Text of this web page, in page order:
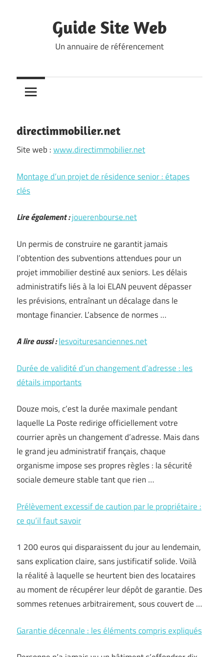
Guide Site Web
Un annuaire de référencement
directimmobilier.net
Site web :www.directimmobilier.net
Montage d’un projet de résidence senior : étapes
clés
Lire également :jouerenbourse.net
Un permis de construire ne garantit jamais
l’obtention des subventions attendues pour un
projet immobilier destiné aux seniors. Les délais
administratifs liés à la loi ELAN peuvent dépasser
les prévisions, entraînant un décalage dans le
montage financier. L’absence de normes …
A lire aussi :lesvoituresanciennes.net
Durée de validité d’un changement d’adresse : les
détails importants
Douze mois, c’est la durée maximale pendant
laquelle La Poste redirige officiellement votre
courrier après un changement d’adresse. Mais dans
le grand jeu administratif français, chaque
organisme impose ses propres règles : la sécurité
sociale demeure stable tant que rien …
Prélèvement excessif de caution par le propriétaire :
ce qu’il faut savoir
1 200 euros qui disparaissent du jour au lendemain,
sans explication claire, sans justificatif solide. Voilà
la réalité à laquelle se heurtent bien des locataires
au moment de récupérer leur dépôt de garantie. Des
sommes retenues arbitrairement, sous couvert de …
Garantie décennale : les éléments compris expliqués